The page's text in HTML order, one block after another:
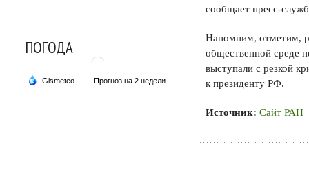
сообщает пресс-
Напомним, отметим,
общественной среде
выступали с резкой
к президенту РФ.
Источник: Сайт РАН
ПОГОДА